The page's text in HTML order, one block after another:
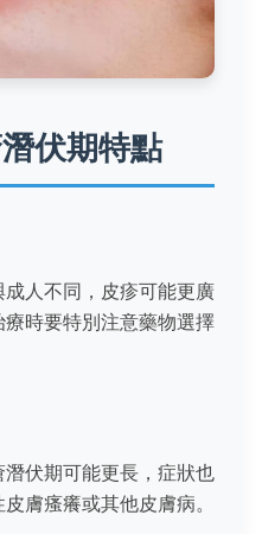
伏期特點
人不同，皮疹可能更廣
時要特別注意藥物選擇
伏期可能更長，症狀也
膚瘙癢或其他皮膚病。